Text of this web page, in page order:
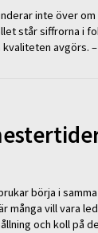
inte över
står siffrorna i
kvaliteten avgörs.
börja i
många vill vara
och koll på